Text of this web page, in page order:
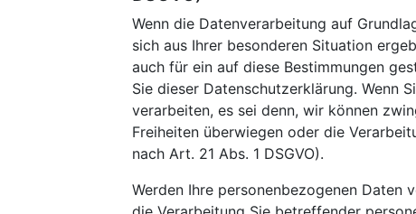
Wenn die Datenverarbeitung auf
sich aus Ihrer besonderen Situation
auch für ein auf diese Bestimmungen
Sie dieser Datenschutzerklärung. Wenn
verarbeiten, es sei denn, wir können
Freiheiten überwiegen oder die
nach Art. 21 Abs. 1 DSGVO).
Werden Ihre personenbezogenen Daten